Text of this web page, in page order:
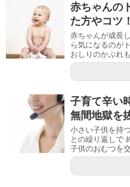
赤ちゃんの
た方やコツ
赤ちゃんが成長
ら気になるのが
おしりのかぶれ
子育て辛い
無間地獄を
小さい子供を持
との繰り返しで
子供のおむつを交